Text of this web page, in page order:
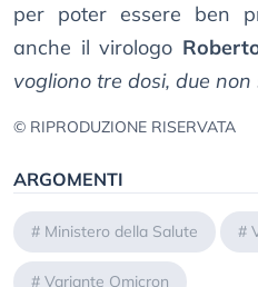
per poter essere ben
anche il virologo
vogliono tre dosi, due
© RIPRODUZIONE RISERVATA
ARGOMENTI
# Ministero della Salute #
# Variante Omicron